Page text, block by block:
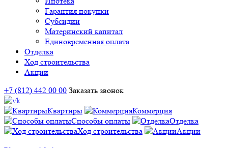
Гарантия покупки
Субсидии
Материнский капитал
Единовременная оплата
Отделка
Ход строительства
Акции
+7 (812) 442 00 00 Заказать звонок
Квартиры
Коммерция
Способы оплаты
Отделка
Ход строительства
Акции